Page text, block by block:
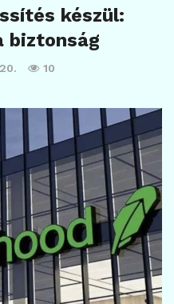
készül:
biztonság
10